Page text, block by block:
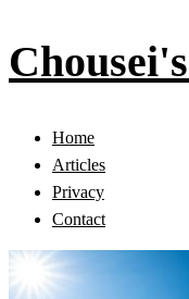
Home
Articles
Privacy
Contact